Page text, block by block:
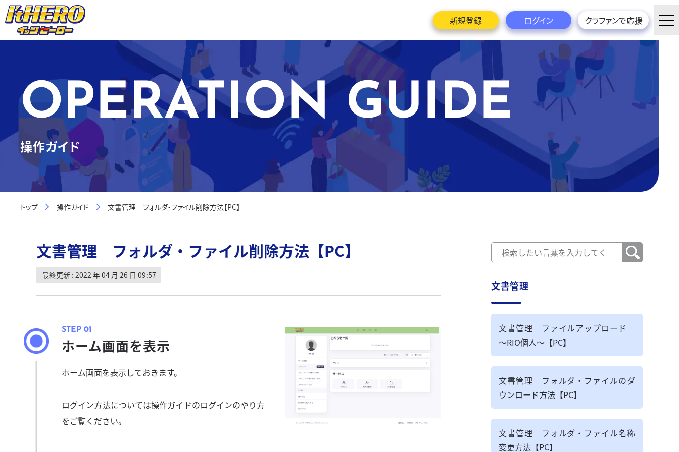
新規登録 ログイン クラファンで応援
OPERATION GUIDE
操作ガイド
トップ 操作ガイド 文書管理 フォルダ・ファイル削除方法【PC】
文書管理 フォルダ・ファイル削除方法【PC】
最終更新 : 2022 年 04 月 26 日 09:57
ホーム画面を表示
ホーム画面を表示しておきます。
ログイン方法については操作ガイドのログインのやり方
をご覧ください。
文書管理
文書管理 ファイルアップロード
～RIO個人～【PC】
文書管理 フォルダ・ファイルのダ
ウンロード方法【PC】
文書管理 フォルダ・ファイル名称
変更方法【PC】